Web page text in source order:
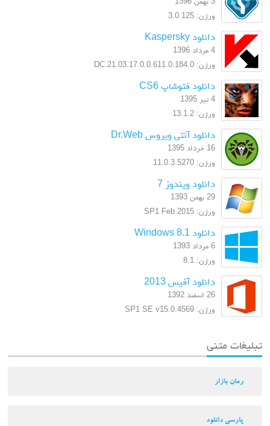
ورژن: 3.0.125
دانلود Kaspersky
4 مرداد 1396
ورژن: 17.0.0.611.0.184.0.DC.21.03
دانلود فتوشاپ CS6
4 تیر 1395
ورژن: 13.1.2
دانلود آنتی ویروس Dr.Web
16 خرداد 1395
ورژن: 11.0.3.5270
دانلود ویندوز 7
29 بهمن 1393
ورژن: SP1 Feb 2015
دانلود Windows 8.1
6 مرداد 1393
ورژن: 8.1
دانلود آفیس 2013
26 اسفند 1392
ورژن: SP1 SE v15.0.4569
تبلیغات متنی
رمان بازار
پارسی دانلود